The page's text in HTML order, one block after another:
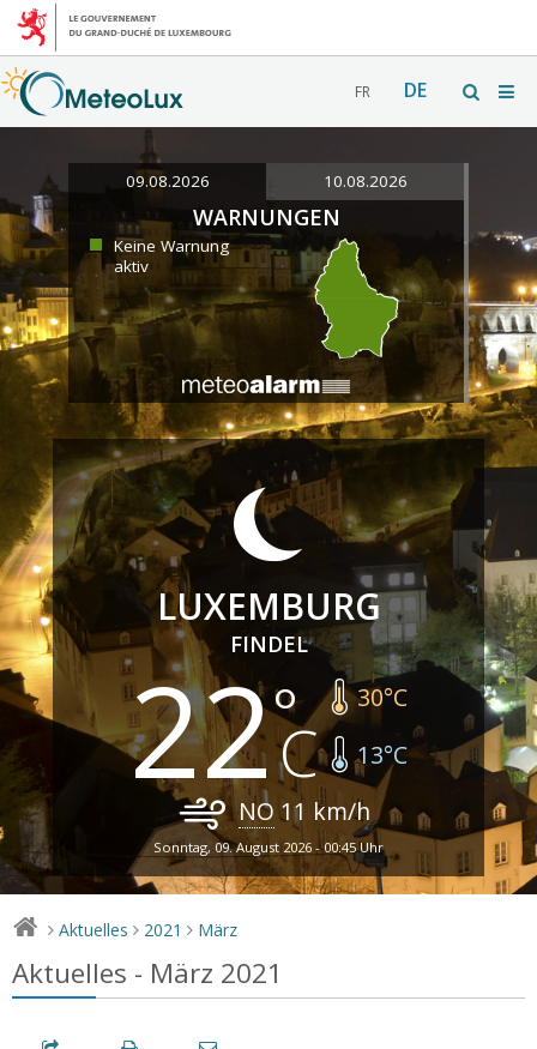
FR DE
09.08.2026 10.08.2026
WARNUNGEN
Keine Warnung
aktiv
LUXEMBURG
FINDEL
22 30°C
13°C
NO 11 km/h
Sonntag, 09. August 2026 - 00:45 Uhr
> Aktuelles > 2021 > März
Aktuelles - März 2021